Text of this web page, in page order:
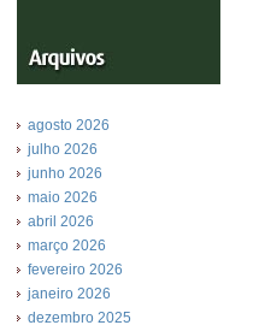
agosto 2026
julho 2026
junho 2026
maio 2026
abril 2026
março 2026
fevereiro 2026
janeiro 2026
dezembro 2025